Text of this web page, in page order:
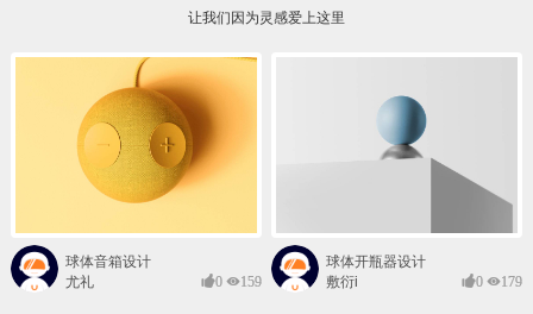
让我们因为灵感爱上这里
球体音箱设计
尤礼
0 159
球体开瓶器设计
敷衍i
0 179